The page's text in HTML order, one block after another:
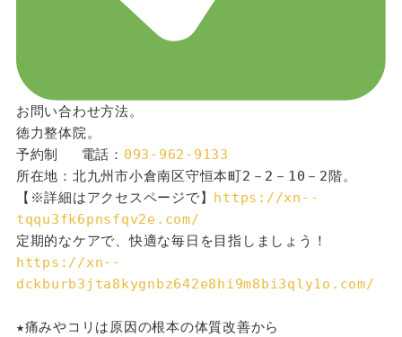
お問い合わせ方法。
徳力整体院。
予約制 　電話： 093-962-9133
所在地：北九州市小倉南区守恒本町2－2－10－2階。
【※詳細はアクセスページで】 https://xn--
tqqu3fk6pnsfqv2e.com/
定期的なケアで、快適な毎日を目指しましょう！
https://xn--
dckburb3jta8kygnbz642e8hi9m8bi3qly1o.com/
★痛みやコリは原因の根本の体質改善から